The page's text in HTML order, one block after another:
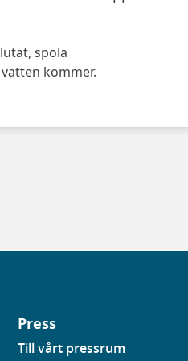
spola
kommer.
Press
Till vårt pressrum